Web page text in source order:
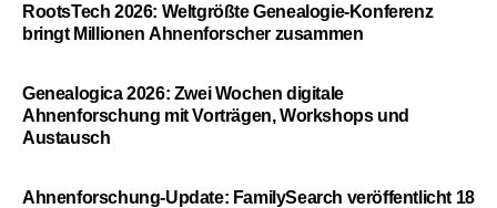
RootsTech 2026: Weltgrößte Genealogie-Konferenz
bringt Millionen Ahnenforscher zusammen
Genealogica 2026: Zwei Wochen digitale
Ahnenforschung mit Vorträgen, Workshops und
Austausch
Ahnenforschung-Update: FamilySearch veröffentlicht 18